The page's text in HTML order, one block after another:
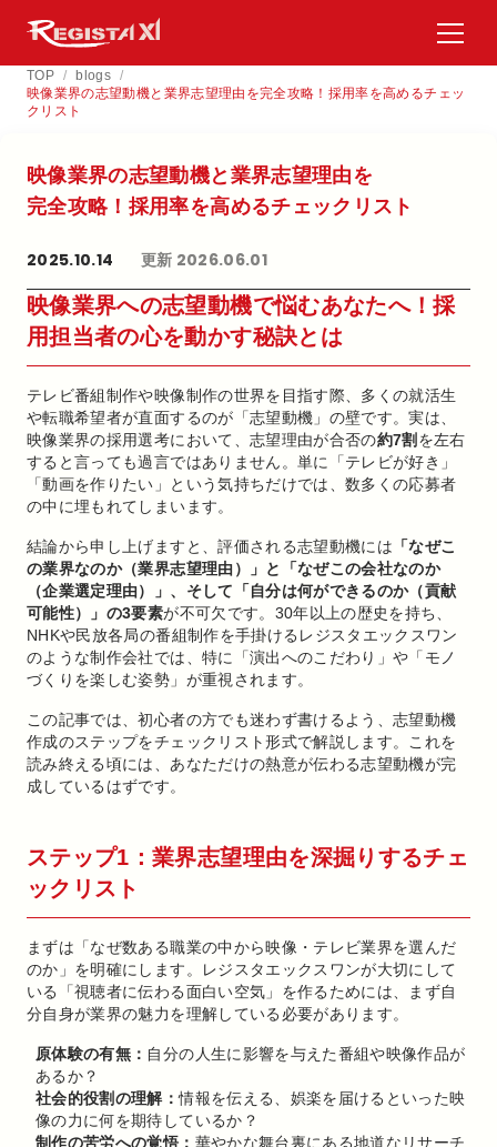
TOP / blogs /
映像業界の志望動機と業界志望理由を完全攻略！採用率を高めるチェッ
クリスト
映像業界の​志望動機と​業界志望理由を​
完全攻略！​採用率を​高める​チェックリスト
2025.10.14 更新 2026.06.01
映像業界への志望動機で悩むあなたへ！採
用担当者の心を動かす秘訣とは
テレビ番組制作や映像制作の世界を目指す際、多くの就活生
や転職希望者が直面するのが「志望動機」の壁です。実は、
映像業界の採用選考において、志望理由が合否の約7割 を左右
すると言っても過言ではありません。単に「テレビが好き」
「動画を作りたい」という気持ちだけでは、数多くの応募者
の中に埋もれてしまいます。
結論から申し上げますと、評価される志望動機には 「なぜこ
の業界なのか（業界志望理由）」と「なぜこの会社なのか
（企業選定理由）」、そして「自分は何ができるのか（貢献
可能性）」の3要素が不可欠です。30年以上の歴史を持ち、
NHKや民放各局の番組制作を手掛けるレジスタエックスワン
のような制作会社では、特に「演出へのこだわり」や「モノ
づくりを楽しむ姿勢」が重視されます。
この記事では、初心者の方でも迷わず書けるよう、志望動機
作成のステップをチェックリスト形式で解説します。これを
読み終える頃には、あなただけの熱意が伝わる志望動機が完
成しているはずです。
ステップ1：業界志望理由を深掘りするチェ
ックリスト
まずは「なぜ数ある職業の中から映像・テレビ業界を選んだ
のか」を明確にします。レジスタエックスワンが大切にして
いる「視聴者に伝わる面白い空気」を作るためには、まず自
分自身が業界の魅力を理解している必要があります。
原体験の有無： 自分の人生に影響を与えた番組や映像作品が
あるか？
社会的役割の理解：情報を伝える、娯楽を届けるといった映
像の力に何を期待しているか？
制作の苦労への覚悟： 華やかな舞台裏にある地道なリサーチ